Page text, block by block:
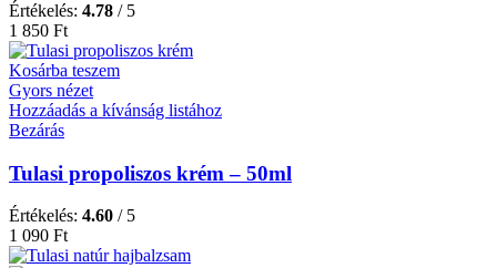
Értékelés: 4.78 / 5
1 850 Ft
Kosárba teszem
Gyors nézet
Hozzáadás a kívánság listához
Bezárás
Tulasi propoliszos krém – 50ml
Értékelés: 4.60 / 5
1 090 Ft